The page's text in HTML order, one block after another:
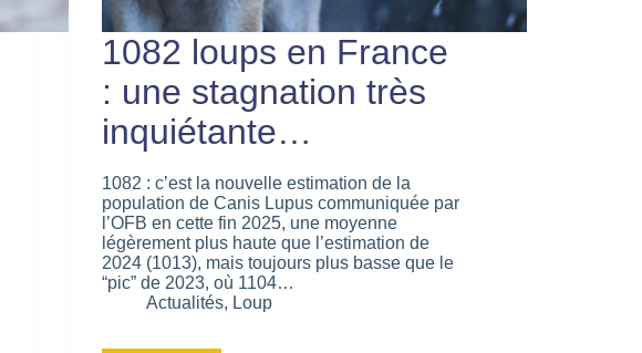
1082 loups en France
: une stagnation très
inquiétante…
1082 : c’est la nouvelle estimation de la
population de Canis Lupus communiquée par
l’OFB en cette fin 2025, une moyenne
légèrement plus haute que l’estimation de
2024 (1013), mais toujours plus basse que le
“pic” de 2023, où 1104…
Actualités, Loup